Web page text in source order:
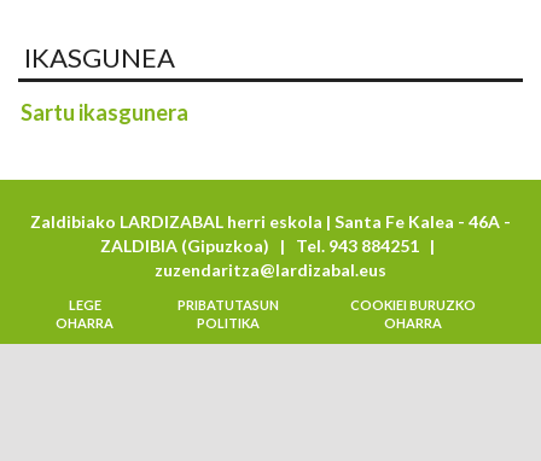
IKASGUNEA
Sartu ikasgunera
Zaldibiako LARDIZABAL herri eskola | Santa Fe Kalea - 46A -
ZALDIBIA (Gipuzkoa) | Tel. 943 884251 |
zuzendaritza@lardizabal.eus
LEGE
OHARRA
PRIBATUTASUN
POLITIKA
COOKIEI BURUZKO
OHARRA